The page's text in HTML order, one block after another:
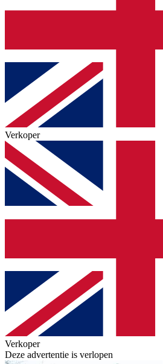
Verkoper
Verkoper
Deze advertentie is verlopen